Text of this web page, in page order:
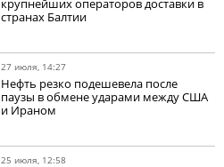
странах Балтии
27 июля, 14:27
Нефть резко подешевела после
паузы в обмене ударами между США
и Ираном
25 июля, 12:58